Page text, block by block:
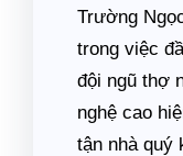
Trường
trong việc
đội ngũ thợ
nghệ cao
tận nhà quý